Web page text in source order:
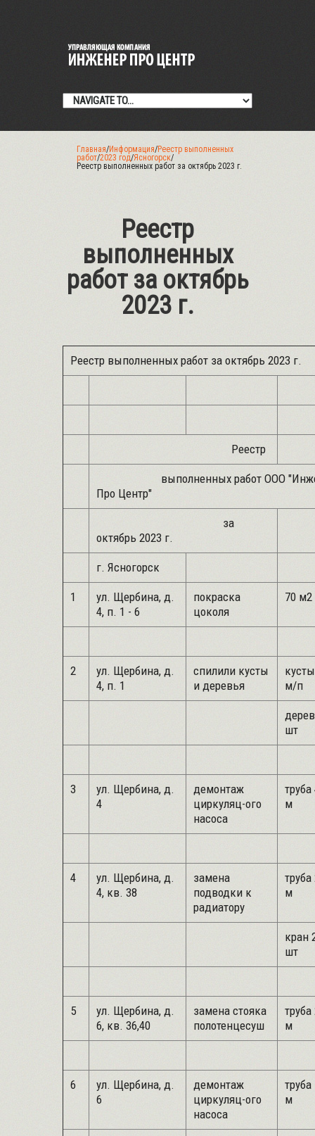
Главная/Информация/Реестр выполненных
работ/2023 год/Ясногорск/
Реестр выполненных работ за октябрь 2023 г.
Реестр
выполненных
работ за октябрь
2023 г.
Реестр выполненных работ за октябрь 2023 г.
Реестр
выполненных работ ООО
Про Центр"
за
октябрь 2023 г.
г. Ясногорск
1
ул. Щербина, д.
4, п. 1 - 6
покраска
цоколя
70 м2
2
ул. Щербина, д.
4, п. 1
спилили кусты
и деревья
м/п
шт
3
ул. Щербина, д.
4
демонтаж
циркуляц-ого
насоса
м
4
ул. Щербина, д.
4, кв. 38
замена
подводки к
радиатору
м
кран
шт
5
ул. Щербина, д.
6, кв. 36,40
замена стояка
полотенцесуш
м
6
ул. Щербина, д.
6
демонтаж
циркуляц-ого
насоса
м